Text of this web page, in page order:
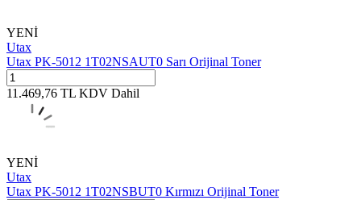
YENİ
Utax
Utax PK-5012 1T02NSAUT0 Sarı Orijinal Toner
11.469,76 TL KDV Dahil
YENİ
Utax
Utax PK-5012 1T02NSBUT0 Kırmızı Orijinal Toner